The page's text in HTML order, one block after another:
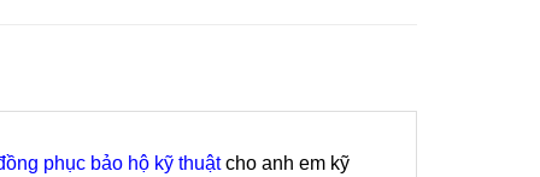
phục bảo hộ kỹ thuậtcho anh em kỹ